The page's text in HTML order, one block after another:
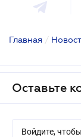
Главная /
Оставьте
Войдите,